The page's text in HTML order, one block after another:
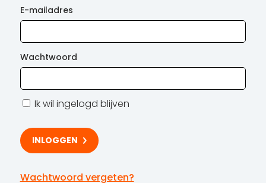
E-mailadres
Wachtwoord
Ik wil ingelogd blijven
Wachtwoord vergeten?